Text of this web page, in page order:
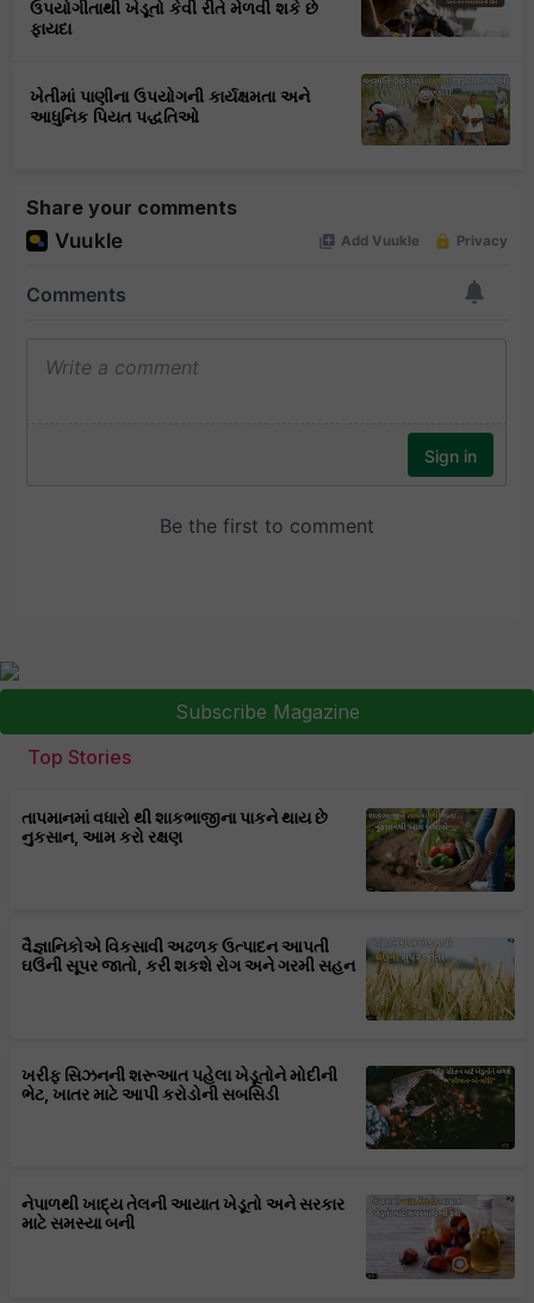
ઉપયોગીતાથી ખેડૂતો કેવી રીતે મેળવી શકે છે
ફાયદા
ખેતીમાં પાણીના ઉપયોગની કાર્યક્ષમતા અને
આધુનિક પિયત પદ્ધતિઓ
Share your comments
Subscribe Magazine
Top Stories
તાપમાનમાં વધારો થી શાકભાજીના પાકને થાય છે
નુકસાન, આમ કરો રક્ષણ
વૈજ્ઞાનિકોએ વિકસાવી અઢળક ઉત્પાદન આપતી
ઘઉંની સૂપર જાતો, કરી શકશે રોગ અને ગરમી સહન
ખરીફ સિઝનની શરૂઆત પહેલા ખેડૂતોને મોદીની
ભેટ, ખાતર માટે આપી કરોડોની સબસિડી
નેપાળથી ખાદ્ય તેલની આયાત ખેડૂતો અને સરકાર
માટે સમસ્યા બની